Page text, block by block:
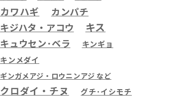
カワハギ
カンパチ
キジハタ・アコウ
キス
キュウセン･ベラ キンギョ
キンメダイ
ギンガメアジ・ロウニンアジ など
クロダイ・チヌ グチ･イシモチ